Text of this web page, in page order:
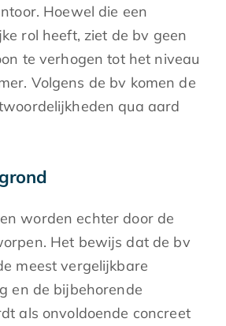
Hoewel die een
rol heeft, ziet de bv geen
te verhogen tot het niveau
Volgens de bv komen de
qua aard
worden echter door de
Het bewijs dat de bv
meest vergelijkbare
en de bijbehorende
als onvoldoende concreet